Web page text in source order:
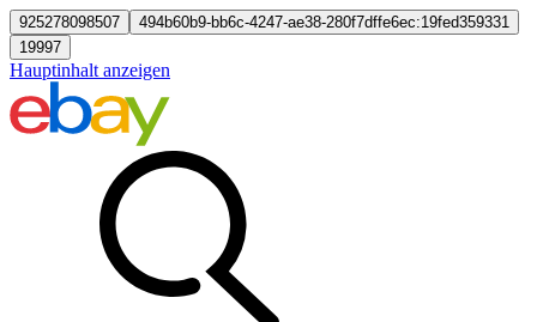
925278098507
494b60b9-bb6c-4247-ae38-280f7dffe6ec:19fed359331
19997
Hauptinhalt anzeigen